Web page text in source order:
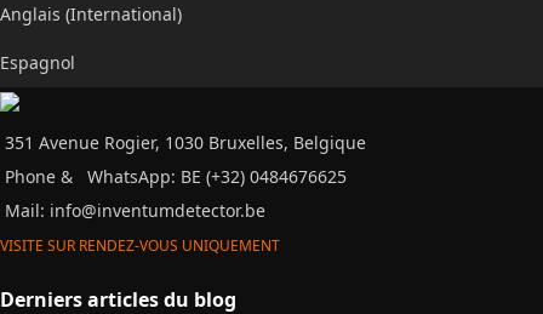
Anglais (International)
Espagnol
351 Avenue Rogier, 1030 Bruxelles, Belgique
Phone &
WhatsApp: BE (+32) 0484676625
Mail: info@inventumdetector.be
VISITE SUR RENDEZ-VOUS UNIQUEMENT
Derniers articles du blog